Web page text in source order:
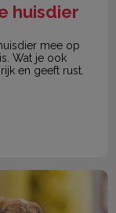
huisdier
mee op
Wat je ook
en geeft rust.